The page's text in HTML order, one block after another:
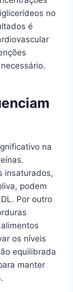
no
é
na
insaturados,
podem
Por outro
os níveis
equilibrada
manter